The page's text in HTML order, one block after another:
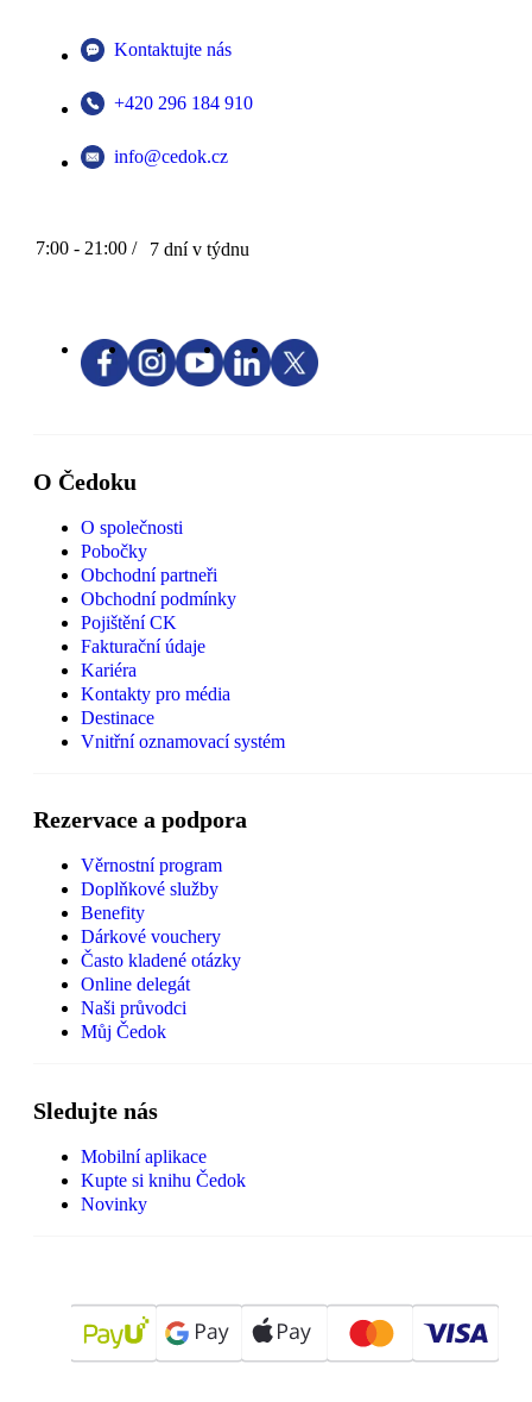
Kontaktujte nás
+420 296 184 910
info@cedok.cz
7:00 - 21:00 / 7 dní v týdnu
O Čedoku
O společnosti
Pobočky
Obchodní partneři
Obchodní podmínky
Pojištění CK
Fakturační údaje
Kariéra
Kontakty pro média
Destinace
Vnitřní oznamovací systém
Rezervace a podpora
Věrnostní program
Doplňkové služby
Benefity
Dárkové vouchery
Často kladené otázky
Online delegát
Naši průvodci
Můj Čedok
Sledujte nás
Mobilní aplikace
Kupte si knihu Čedok
Novinky